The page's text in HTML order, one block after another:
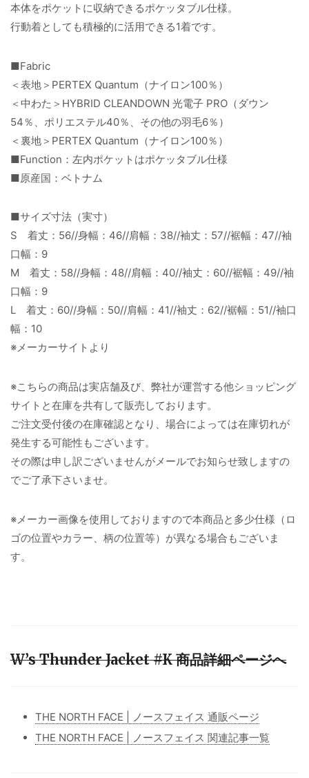
本体をポケットに収納できるポケッタブル仕様。
行動着としても積極的に活用できる1着です。
■Fabric
＜表地＞PERTEX Quantum（ナイロン100％）
＜中わた＞HYBRID CLEANDOWN 光電子 PRO（ダウン
54％、ポリエステル40％、その他の羽毛6％）
＜裏地＞PERTEX Quantum（ナイロン100％）
■Function：左内ポケットはポケッタブル仕様
■原産国：ベトナム
■サイズ寸法（実寸）
S 着丈：56//身幅：46//肩幅：38//袖丈：57//裾幅：47//袖
口幅：9
M 着丈：58//身幅：48//肩幅：40//袖丈：60//裾幅：49//袖
口幅：9
L 着丈：60//身幅：50//肩幅：41//袖丈：62//裾幅：51//袖口
幅：10
※メーカーサイトより
※こちらの商品は実店舗及び、弊社が運営する他ショッピング
サイトと在庫を共有して販売しております。
ご注文受付後の在庫確認となり、場合によっては在庫切れが
発生する可能性もございます。
その際は申し訳ございませんがメールでお知らせ致しますの
でご了承下さいませ。
※メーカー画像を使用しておりますので本商品と多少仕様（ロ
ゴの位置やカラー、柄の位置等）が異なる場合もございま
す。
W’s Thunder Jacket #K 商品詳細ページへ
THE NORTH FACE | ノースフェイス 通販ページ
THE NORTH FACE | ノースフェイス 関連記事一覧